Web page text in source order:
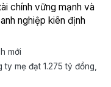
chính vững mạnh và
nghiệp kiên định
mới
mẹ đạt 1.275 tỷ đồng,